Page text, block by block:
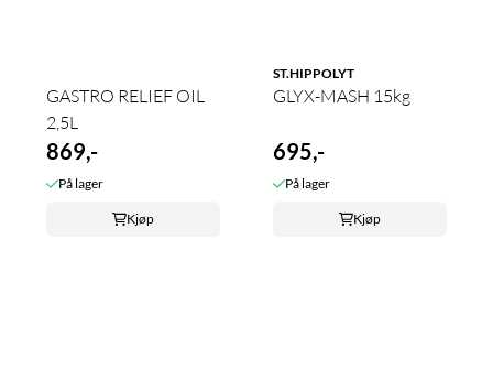
GASTRO RELIEF OIL
2,5L
869,-
På lager
Kjøp
ST.HIPPOLYT
GLYX-MASH 15kg
695,-
På lager
Kjøp